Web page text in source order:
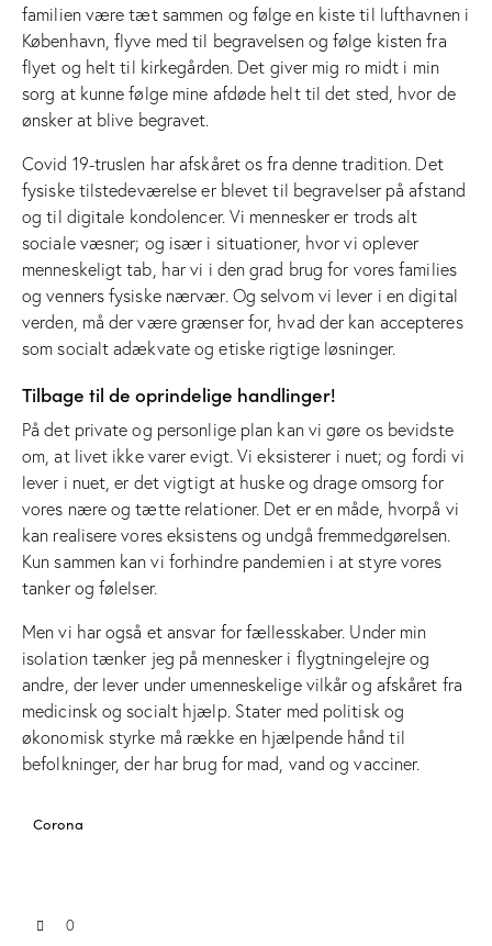
familien være tæt sammen og følge en kiste til lufthavnen i
København, flyve med til begravelsen og følge kisten fra
flyet og helt til kirkegården. Det giver mig ro midt i min
sorg at kunne følge mine afdøde helt til det sted, hvor de
ønsker at blive begravet.
Covid 19-truslen har afskåret os fra denne tradition. Det
fysiske tilstedeværelse er blevet til begravelser på afstand
og til digitale kondolencer. Vi mennesker er trods alt
sociale væsner; og især i situationer, hvor vi oplever
menneskeligt tab, har vi i den grad brug for vores families
og venners fysiske nærvær. Og selvom vi lever i en digital
verden, må der være grænser for, hvad der kan accepteres
som socialt adækvate og etiske rigtige løsninger.
Tilbage til de oprindelige handlinger!
På det private og personlige plan kan vi gøre os bevidste
om, at livet ikke varer evigt. Vi eksisterer i nuet; og fordi vi
lever i nuet, er det vigtigt at huske og drage omsorg for
vores nære og tætte relationer. Det er en måde, hvorpå vi
kan realisere vores eksistens og undgå fremmedgørelsen.
Kun sammen kan vi forhindre pandemien i at styre vores
tanker og følelser.
Men vi har også et ansvar for fællesskaber. Under min
isolation tænker jeg på mennesker i flygtningelejre og
andre, der lever under umenneskelige vilkår og afskåret fra
medicinsk og socialt hjælp. Stater med politisk og
økonomisk styrke må række en hjælpende hånd til
befolkninger, der har brug for mad, vand og vacciner.
Corona
0